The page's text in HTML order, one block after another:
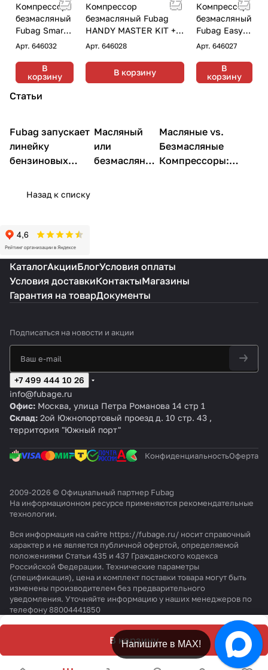
Компрессор
безмасляный
Fubag Smart
Air
Арт. 646032
В
корзину
Компрессор
безмасляный Fubag
HANDY MASTER KIT + 5
предметов
Арт.646028
В корзину
Компрессор
безмасляный
Fubag Easy
Air
Арт. 646027
В
корзину
Статьи
Компрессоры
Fubag запускает
линейку
бензиновых
Компрессоры
Масляный
или
безмасляный
Компрессоры
Масляные vs.
Безмасляные
Компрессоры:
Назад к списку
В корзину
КаталогАкцииБлогУсловия оплаты
Условия доставкиКонтактыМагазины
Гарантия на товарДокументы
Подписаться на новости и акции
+7 499 444 10 26
info@fubage.ru
Офис: Москва, улица Петра Романова 14 стр 1
Склад: 2ой Южнопортовый проезд д. 10 стр. 43 ,
территория "Южный порт"
КонфиденциальностьОферта
2009-2026 © Официальный партнер Fubag
На информационном ресурсе применяются рекомендательные
технологии.
Вся информация на сайте https://fubage.ru/ носит справочный
характер и не является публичной офертой, определяемой
положениями Статьи 435 и 437 Гражданского кодекса
Российской Федерации. Технические параметры
(спецификация), цена и комплект поставки товара могут быть
изменены производителем без предварительного
уведомления. Уточняйте информацию у наших менеджеров по
телефону 88004441850
Напишите в МАХ!